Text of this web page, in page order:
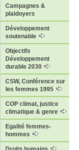
Campagnes &
plaidoyers
Développement
soutenable
Objectifs
Développement
durable 2030
CSW, Conférence sur
les femmes 1995
COP climat, justice
climatique & genre
Egalité femmes-
hommes